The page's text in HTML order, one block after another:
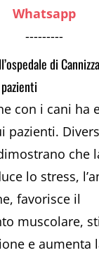
Whatsapp
---------
di
con i cani ha
pazienti.
che
lo stress,
favorisce il
muscolare,
e aumenta